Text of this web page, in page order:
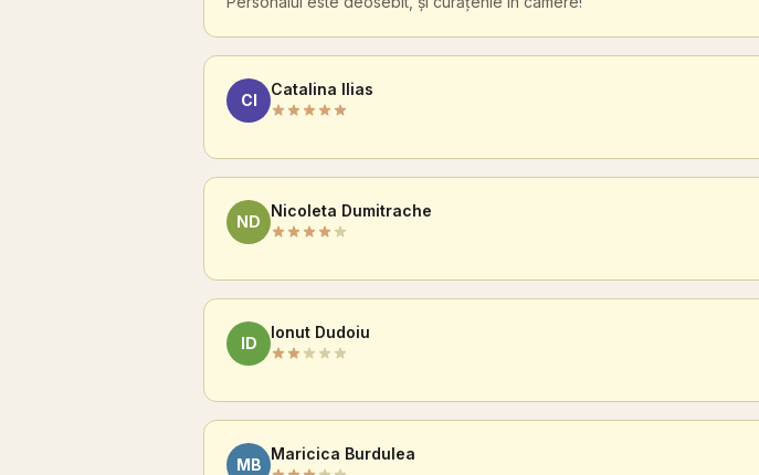
CI
Catalina Ilias
ND
Nicoleta Dumitrache
ID
Ionut Dudoiu
MB
Maricica Burdulea